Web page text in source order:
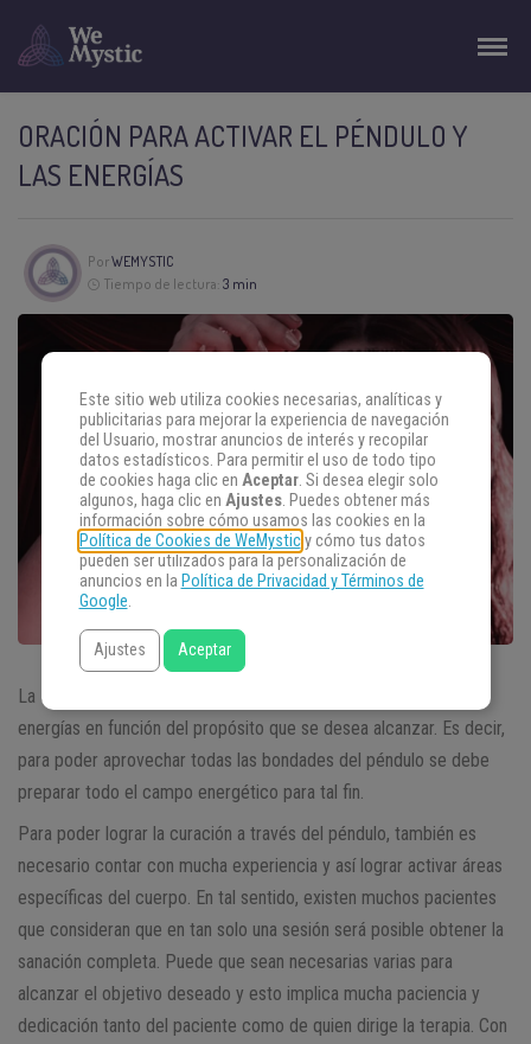
ORACIÓN PARA ACTIVAR EL PÉNDULO Y
LAS ENERGÍAS
PorWEMYSTIC
Tiempo de lectura: 3 min
La oración para activar el péndulo
energías en función del propósito que se desea alcanzar. Es decir,
para poder aprovechar todas las bondades del péndulo se debe
preparar todo el campo energético para tal fin.
Para poder lograr la curación a través del péndulo, también es
necesario contar con mucha experiencia y así lograr activar áreas
específicas del cuerpo. En tal sentido, existen muchos pacientes
que consideran que en tan solo una sesión será posible obtener la
sanación completa. Puede que sean necesarias varias para
alcanzar el objetivo deseado y esto implica mucha paciencia y
dedicación tanto del paciente como de quien dirige la terapia. Con
Este sitio web utiliza cookies necesarias, analíticas y
publicitarias para mejorar la experiencia de navegación
del Usuario, mostrar anuncios de interés y recopilar
datos estadísticos. Para permitir el uso de todo tipo
de cookies haga clic en Aceptar. Si desea elegir solo
algunos, haga clic en Ajustes. Puedes obtener más
información sobre cómo usamos las cookies en la
Política de Cookies de WeMysticy cómo tus datos
pueden ser utilizados para la personalización de
anuncios en la Política de Privacidad y Términos de
Google.
Ajustes Aceptar